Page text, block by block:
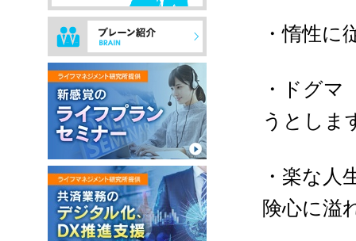
・惰性に
・ドグマ
うとしま
・楽な人
険心に溢